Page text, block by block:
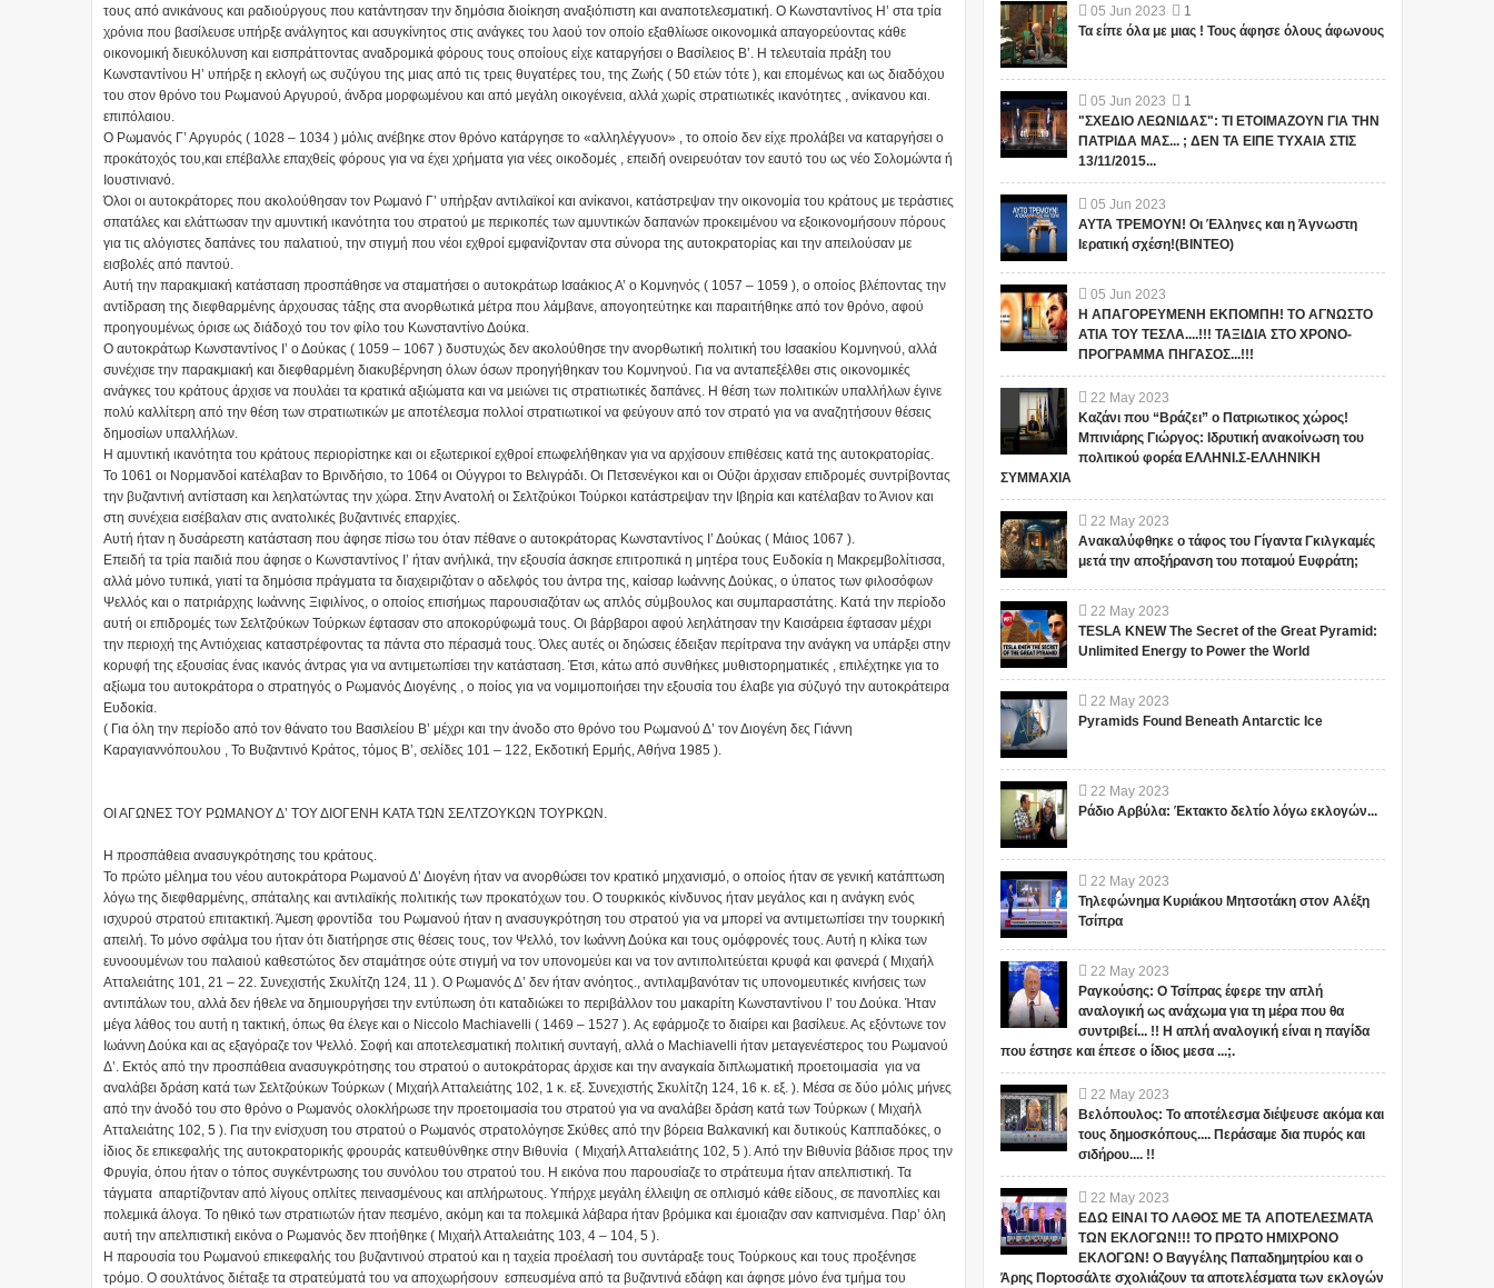
τους από ανικάνους και ραδιούργους που κατάντησαν την δημόσια διοίκηση αναξιόπιστη και αναποτελεσματική. Ο Κωνσταντίνος Η’ στα τρία
χρόνια που βασίλευσε υπήρξε ανάλγητος και ασυγκίνητος στις ανάγκες του λαού τον οποίο εξαθλίωσε οικονομικά απαγορεύοντας κάθε
οικονομική διευκόλυνση και εισπράττοντας αναδρομικά φόρους τους οποίους είχε καταργήσει ο Βασίλειος Β’. Η τελευταία πράξη του
Κωνσταντίνου Η’ υπήρξε η εκλογή ως συζύγου της μιας από τις τρεις θυγατέρες του, της Ζωής ( 50 ετών τότε ), και επομένως και ως διαδόχου
του στον θρόνο του Ρωμανού Αργυρού, άνδρα μορφωμένου και από μεγάλη οικογένεια, αλλά χωρίς στρατιωτικές ικανότητες , ανίκανου και.
επιπόλαιου.
Ο Ρωμανός Γ’ Αργυρός ( 1028 – 1034 ) μόλις ανέβηκε στον θρόνο κατάργησε το «αλληλέγγυον» , το οποίο δεν είχε προλάβει να καταργήσει ο
προκάτοχός του,και επέβαλλε επαχθείς φόρους για να έχει χρήματα για νέες οικοδομές , επειδή ονειρευόταν τον εαυτό του ως νέο Σολομώντα ή
Ιουστινιανό.
Όλοι οι αυτοκράτορες που ακολούθησαν τον Ρωμανό Γ’ υπήρξαν αντιλαϊκοί και ανίκανοι, κατάστρεψαν την οικονομία του κράτους με τεράστιες
σπατάλες και ελάττωσαν την αμυντική ικανότητα του στρατού με περικοπές των αμυντικών δαπανών προκειμένου να εξοικονομήσουν πόρους
για τις αλόγιστες δαπάνες του παλατιού, την στιγμή που νέοι εχθροί εμφανίζονταν στα σύνορα της αυτοκρατορίας και την απειλούσαν με
εισβολές από παντού.
Αυτή την παρακμιακή κατάσταση προσπάθησε να σταματήσει ο αυτοκράτωρ Ισαάκιος Α’ ο Κομνηνός ( 1057 – 1059 ), ο οποίος βλέποντας την
αντίδραση της διεφθαρμένης άρχουσας τάξης στα ανορθωτικά μέτρα που λάμβανε, απογοητεύτηκε και παραιτήθηκε από τον θρόνο, αφού
προηγουμένως όρισε ως διάδοχό του τον φίλο του Κωνσταντίνο Δούκα.
Ο αυτοκράτωρ Κωνσταντίνος Ι’ ο Δούκας ( 1059 – 1067 ) δυστυχώς δεν ακολούθησε την ανορθωτική πολιτική του Ισαακίου Κομνηνού, αλλά
συνέχισε την παρακμιακή και διεφθαρμένη διακυβέρνηση όλων όσων προηγήθηκαν του Κομνηνού. Για να ανταπεξέλθει στις οικονομικές
ανάγκες του κράτους άρχισε να πουλάει τα κρατικά αξιώματα και να μειώνει τις στρατιωτικές δαπάνες. Η θέση των πολιτικών υπαλλήλων έγινε
πολύ καλλίτερη από την θέση των στρατιωτικών με αποτέλεσμα πολλοί στρατιωτικοί να φεύγουν από τον στρατό για να αναζητήσουν θέσεις
δημοσίων υπαλλήλων.
Η αμυντική ικανότητα του κράτους περιορίστηκε και οι εξωτερικοί εχθροί επωφελήθηκαν για να αρχίσουν επιθέσεις κατά της αυτοκρατορίας.
Το 1061 οι Νορμανδοί κατέλαβαν το Βρινδήσιο, το 1064 οι Ούγγροι το Βελιγράδι. Οι Πετσενέγκοι και οι Ούζοι άρχισαν επιδρομές συντρίβοντας
την βυζαντινή αντίσταση και λεηλατώντας την χώρα. Στην Ανατολή οι Σελτζούκοι Τούρκοι κατάστρεψαν την Ιβηρία και κατέλαβαν το Άνιον και
στη συνέχεια εισέβαλαν στις ανατολικές βυζαντινές επαρχίες.
Αυτή ήταν η δυσάρεστη κατάσταση που άφησε πίσω του όταν πέθανε ο αυτοκράτορας Κωνσταντίνος Ι’ Δούκας ( Μάιος 1067 ).
Επειδή τα τρία παιδιά που άφησε ο Κωνσταντίνος Ι’ ήταν ανήλικά, την εξουσία άσκησε επιτροπικά η μητέρα τους Ευδοκία η Μακρεμβολίτισσα,
αλλά μόνο τυπικά, γιατί τα δημόσια πράγματα τα διαχειριζόταν ο αδελφός του άντρα της, καίσαρ Ιωάννης Δούκας, ο ύπατος των φιλοσόφων
Ψελλός και ο πατριάρχης Ιωάννης Ξιφιλίνος, ο οποίος επισήμως παρουσιαζόταν ως απλός σύμβουλος και συμπαραστάτης. Κατά την περίοδο
αυτή οι επιδρομές των Σελτζούκων Τούρκων έφτασαν στο αποκορύφωμά τους. Οι βάρβαροι αφού λεηλάτησαν την Καισάρεια έφτασαν μέχρι
την περιοχή της Αντιόχειας καταστρέφοντας τα πάντα στο πέρασμά τους. Όλες αυτές οι δηώσεις έδειξαν περίτρανα την ανάγκη να υπάρξει στην
κορυφή της εξουσίας ένας ικανός άντρας για να αντιμετωπίσει την κατάσταση. Έτσι, κάτω από συνθήκες μυθιστορηματικές , επιλέχτηκε για το
αξίωμα του αυτοκράτορα ο στρατηγός ο Ρωμανός Διογένης , ο ποίος για να νομιμοποιήσει την εξουσία του έλαβε για σύζυγό την αυτοκράτειρα
Ευδοκία.
( Για όλη την περίοδο από τον θάνατο του Βασιλείου Β’ μέχρι και την άνοδο στο θρόνο του Ρωμανού Δ’ τον Διογένη δες Γιάννη
Καραγιαννόπουλου , Το Βυζαντινό Κράτος, τόμος Β’, σελίδες 101 – 122, Εκδοτική Ερμής, Αθήνα 1985 ).
ΟΙ ΑΓΩΝΕΣ ΤΟΥ ΡΩΜΑΝΟΥ Δ’ ΤΟΥ ΔΙΟΓΕΝΗ ΚΑΤΑ ΤΩΝ ΣΕΛΤΖΟΥΚΩΝ ΤΟΥΡΚΩΝ.
Η προσπάθεια ανασυγκρότησης του κράτους.
Το πρώτο μέλημα του νέου αυτοκράτορα Ρωμανού Δ’ Διογένη ήταν να ανορθώσει τον κρατικό μηχανισμό, ο οποίος ήταν σε γενική κατάπτωση
λόγω της διεφθαρμένης, σπάταλης και αντιλαϊκής πολιτικής των προκατόχων του. Ο τουρκικός κίνδυνος ήταν μεγάλος και η ανάγκη ενός
ισχυρού στρατού επιτακτική. Άμεση φροντίδα του Ρωμανού ήταν η ανασυγκρότηση του στρατού για να μπορεί να αντιμετωπίσει την τουρκική
απειλή. Το μόνο σφάλμα του ήταν ότι διατήρησε στις θέσεις τους, τον Ψελλό, τον Ιωάννη Δούκα και τους ομόφρονές τους. Αυτή η κλίκα των
ευνοουμένων του παλαιού καθεστώτος δεν σταμάτησε ούτε στιγμή να τον υπονομεύει και να τον αντιπολιτεύεται κρυφά και φανερά ( Μιχαήλ
Ατταλειάτης 101, 21 – 22. Συνεχιστής Σκυλίτζη 124, 11 ). Ο Ρωμανός Δ’ δεν ήταν ανόητος., αντιλαμβανόταν τις υπονομευτικές κινήσεις των
αντιπάλων του, αλλά δεν ήθελε να δημιουργήσει την εντύπωση ότι καταδιώκει το περιβάλλον του μακαρίτη Κωνσταντίνου Ι’ του Δούκα. Ήταν
μέγα λάθος του αυτή η τακτική, όπως θα έλεγε και ο Niccolo Machiavelli ( 1469 – 1527 ). Ας εφάρμοζε το διαίρει και βασίλευε. Ας εξόντωνε τον
Ιωάννη Δούκα και ας εξαγόραζε τον Ψελλό. Σοφή και αποτελεσματική πολιτική συνταγή, αλλά ο Machiavelli ήταν μεταγενέστερος του Ρωμανού
Δ’. Εκτός από την προσπάθεια ανασυγκρότησης του στρατού ο αυτοκράτορας άρχισε και την αναγκαία διπλωματική προετοιμασία για να
αναλάβει δράση κατά των Σελτζούκων Τούρκων ( Μιχαήλ Ατταλειάτης 102, 1 κ. εξ. Συνεχιστής Σκυλίτζη 124, 16 κ. εξ. ). Μέσα σε δύο μόλις μήνες
από την άνοδό του στο θρόνο ο Ρωμανός ολοκλήρωσε την προετοιμασία του στρατού για να αναλάβει δράση κατά των Τούρκων ( Μιχαήλ
Ατταλειάτης 102, 5 ). Για την ενίσχυση του στρατού ο Ρωμανός στρατολόγησε Σκύθες από την βόρεια Βαλκανική και δυτικούς Καππαδόκες, ο
ίδιος δε επικεφαλής της αυτοκρατορικής φρουράς κατευθύνθηκε στην Βιθυνία ( Μιχαήλ Ατταλειάτης 102, 5 ). Από την Βιθυνία βάδισε προς την
Φρυγία, όπου ήταν ο τόπος συγκέντρωσης του συνόλου του στρατού του. Η εικόνα που παρουσίαζε το στράτευμα ήταν απελπιστική. Τα
τάγματα απαρτίζονταν από λίγους οπλίτες πεινασμένους και απλήρωτους. Υπήρχε μεγάλη έλλειψη σε οπλισμό κάθε είδους, σε πανοπλίες και
πολεμικά άλογα. Το ηθικό των στρατιωτών ήταν πεσμένο, ακόμη και τα πολεμικά λάβαρα ήταν βρόμικα και έμοιαζαν σαν καπνισμένα. Παρ’ όλη
αυτή την απελπιστική εικόνα ο Ρωμανός δεν πτοήθηκε ( Μιχαήλ Ατταλειάτης 103, 4 – 104, 5 ).
Η παρουσία του Ρωμανού επικεφαλής του βυζαντινού στρατού και η ταχεία προέλασή του συντάραξε τους Τούρκους και τους προξένησε
τρόμο. Ο σουλτάνος διέταξε τα στρατεύματά του να αποχωρήσουν εσπευσμένα από τα βυζαντινά εδάφη και άφησε μόνο ένα τμήμα του
05 Jun 2023
1
Τα είπε όλα με μιας ! Τους άφησε όλους άφωνους
05 Jun 2023
1
"ΣΧΕΔΙΟ ΛΕΩΝΙΔΑΣ": ΤΙ ΕΤΟΙΜΑΖΟΥΝ ΓΙΑ ΤΗΝ
ΠΑΤΡΙΔΑ ΜΑΣ... ; ΔΕΝ ΤΑ ΕΙΠΕ ΤΥΧΑΙΑ ΣΤΙΣ
13/11/2015...
05 Jun 2023
ΑΥΤΑ ΤΡΕΜΟΥΝ! Οι Έλληνες και η Άγνωστη
Ιερατική σχέση!(ΒΙΝΤΕΟ)
05 Jun 2023
Η ΑΠΑΓΟΡΕΥΜΕΝΗ ΕΚΠΟΜΠΗ! ΤΟ ΑΓΝΩΣΤΟ
ΑΤΙΑ ΤΟΥ ΤΕΣΛΑ....!!! ΤΑΞΙΔΙΑ ΣΤΟ ΧΡΟΝΟ-
ΠΡΟΓΡΑΜΜΑ ΠΗΓΑΣΟΣ...!!!
22 May 2023
Καζάνι που “Βράζει” ο Πατριωτικος χώρος!
Μπινιάρης Γιώργος: Ιδρυτική ανακοίνωση του
πολιτικού φορέα ΕΛΛΗΝΙ.Σ-ΕΛΛΗΝΙΚΗ
ΣΥΜΜΑΧΙΑ
22 May 2023
Ανακαλύφθηκε ο τάφος του Γίγαντα Γκιλγκαμές
μετά την αποξήρανση του ποταμού Ευφράτη;
22 May 2023
TESLA KNEW The Secret of the Great Pyramid:
Unlimited Energy to Power the World
22 May 2023
Pyramids Found Beneath Antarctic Ice
22 May 2023
Ράδιο Αρβύλα: Έκτακτο δελτίο λόγω εκλογών...
22 May 2023
Τηλεφώνημα Κυριάκου Μητσοτάκη στον Αλέξη
Τσίπρα
22 May 2023
Ραγκούσης: Ο Τσίπρας έφερε την απλή
αναλογική ως ανάχωμα για τη μέρα που θα
συντριβεί... !! Η απλή αναλογική είναι η παγίδα
που έστησε και έπεσε ο ίδιος μεσα ...;.
22 May 2023
Βελόπουλος: Το αποτέλεσμα διέψευσε ακόμα και
τους δημοσκόπους.... Περάσαμε δια πυρός και
σιδήρου.... !!
22 May 2023
ΕΔΩ ΕΙΝΑΙ ΤΟ ΛΑΘΟΣ ΜΕ ΤΑ ΑΠΟΤΕΛΕΣΜΑΤΑ
ΤΩΝ ΕΚΛΟΓΩΝ!!! ΤΟ ΠΡΩΤΟ ΗΜΙΧΡΟΝΟ
ΕΚΛΟΓΩΝ! Ο Βαγγέλης Παπαδημητρίου και ο
Άρης Πορτοσάλτε σχολιάζουν τα αποτελέσματα των εκλογών